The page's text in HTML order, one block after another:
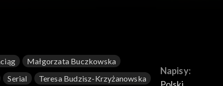
Małgorzata Buczkowska
Serial
Teresa Budzisz-Krzyżanowska
Napisy: